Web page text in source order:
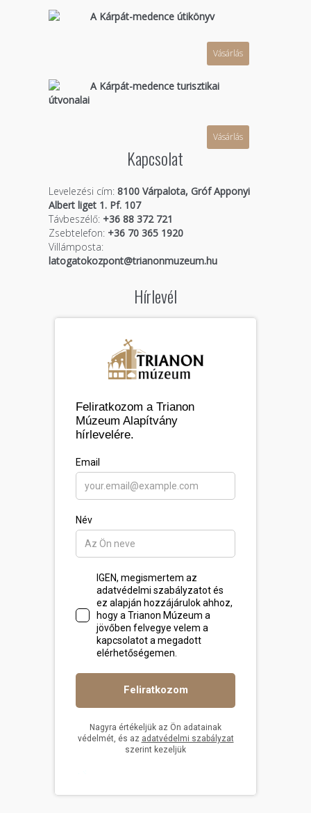
A Kárpát-medence útikönyv
Vásárlás
A Kárpát-medence turisztikai
útvonalai
Vásárlás
Kapcsolat
Levelezési cím: 8100 Várpalota, Gróf Apponyi
Albert liget 1. Pf. 107
Távbeszélő:+36 88 372 721
Zsebtelefon:+36 70 365 1920
Villámposta:
latogatokozpont@trianonmuzeum.hu
Hírlevél